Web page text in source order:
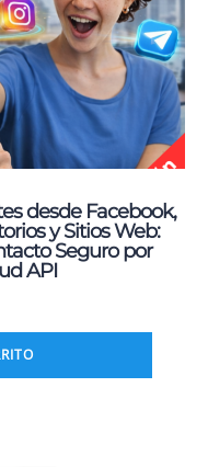
desde Facebook,
y Sitios Web:
Seguro por
API